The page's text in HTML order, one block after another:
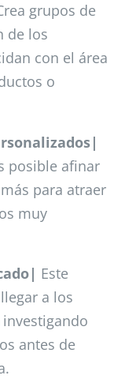
grupos de
de los
con el área
o
posible afinar
para atraer
muy
Este
a los
antes de